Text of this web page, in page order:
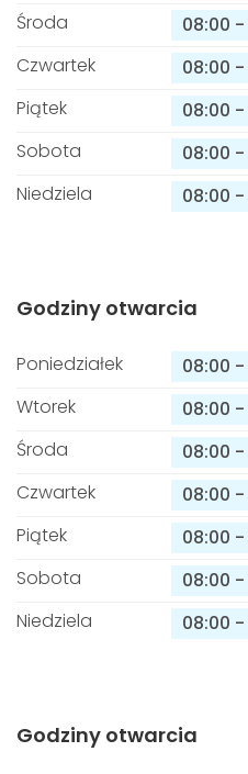
Środa
08:00 -
Czwartek
08:00 -
Piątek
08:00 -
Sobota
08:00 -
Niedziela
08:00 -
Godziny otwarcia
Poniedziałek 08:00 -
Wtorek
08:00 -
Środa
08:00 -
Czwartek
08:00 -
Piątek
08:00 -
Sobota
08:00 -
Niedziela
08:00 -
Godziny otwarcia